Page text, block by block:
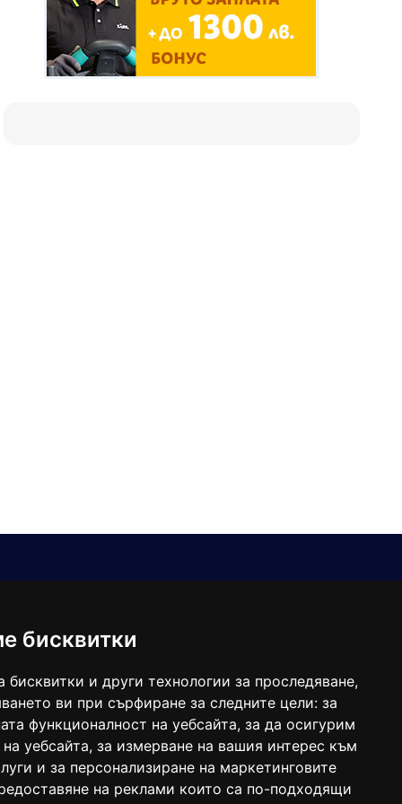
бисквитки
бисквитки и други технологии за проследяване,
ви при сърфиране за следните цели: за
функционалност на уебсайта, за да осигурим
уебсайта, за измерване на вашия интерес към
и за персонализиране на маркетинговите
на реклами които са по-подходящи
balgarkanews@gmail.com